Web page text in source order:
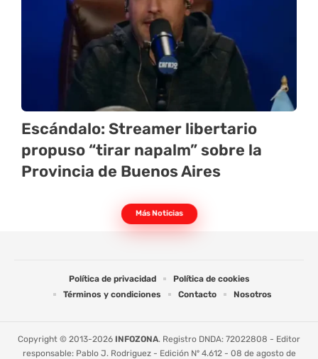
Escándalo: Streamer libertario
propuso “tirar napalm” sobre la
Provincia de Buenos Aires
Más Noticias
Política de privacidad
Política de cookies
Términos y condiciones
Contacto Nosotros
Copyright © 2013-2026 INFOZONA. Registro DNDA: 72022808 - Editor
responsable: Pablo J. Rodriguez - Edición Nº 4.612 - 08 de agosto de